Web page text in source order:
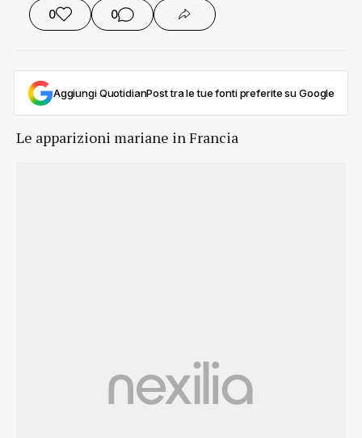
0 0
Aggiungi QuotidianPost tra le tue fonti preferite su Google
Le apparizioni mariane in Francia